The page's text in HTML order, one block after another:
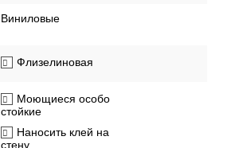
Виниловые
Флизелиновая
Моющиеся особо
стойкие
Наносить клей на
стену